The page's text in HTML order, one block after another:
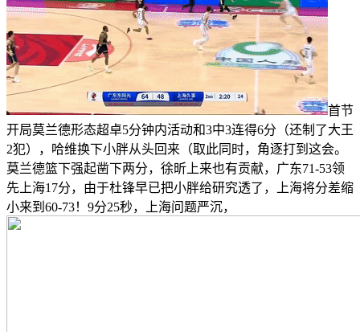
首节
开局莫兰德形态超卓5分钟内活动和3中3连得6分（还制了大王
2犯），哈维换下小胖从头回来（取此同时，角逐打到这会。
莫兰德篮下强起凿下两分，徐昕上来也有贡献，广东71-53领
先上海17分，由于杜锋早已把小胖给研究透了，上海将分差缩
小来到60-73！9分25秒，上海问题严沉，